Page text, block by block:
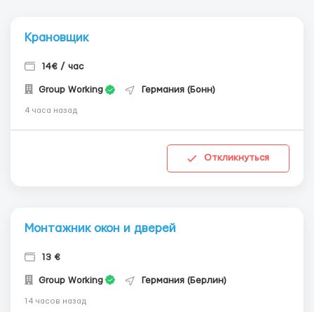
Крановщик
14€ / час
Group Working Германия (Бонн)
4 часа назад
Откликнуться
Монтажник окон и дверей
13 €
Group Working Германия (Берлин)
14 часов назад